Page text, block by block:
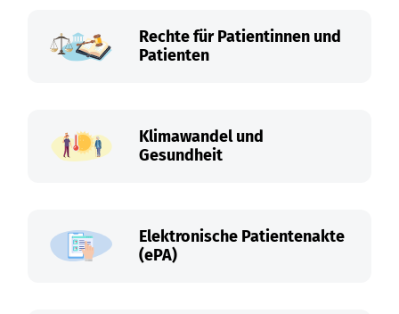
Rechte für Patientinnen und
Patienten
Klimawandel und
Gesundheit
Elektronische Patientenakte
(ePA)